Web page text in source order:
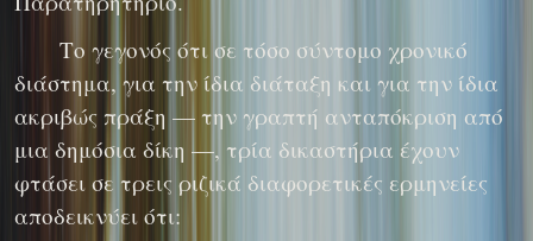
Το γεγονός ότι σε τόσο σύντομο χρονικό
διάστημα, για την ίδια διάταξη και για την ίδια
ακριβώς πράξη — την γραπτή ανταπόκριση από
μια δημόσια δίκη —, τρία δικαστήρια έχουν
φτάσει σε τρεις ριζικά διαφορετικές ερμηνείες
αποδεικνύει ότι: